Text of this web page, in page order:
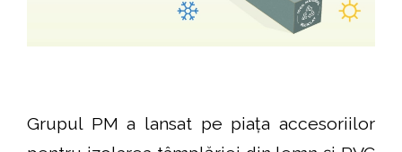
Grupul PM a lansat pe piața accesoriilor